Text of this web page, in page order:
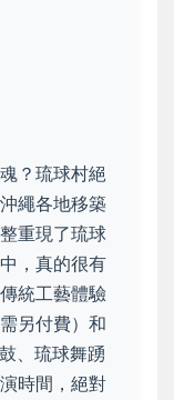
？琉球村絕
繩各地移築
重現了琉球
，真的很有
統工藝體驗
另付費）和
、琉球舞踴
時間，絕對